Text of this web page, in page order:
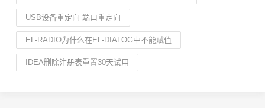
USB设备重定向 端口重定向
EL-RADIO为什么在EL-DIALOG中不能赋值
IDEA删除注册表重置30天试用